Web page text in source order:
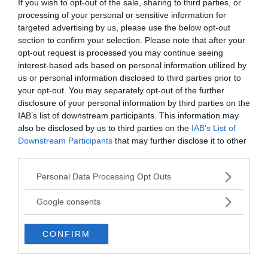
If you wish to opt-out of the sale, sharing to third parties, or
processing of your personal or sensitive information for
targeted advertising by us, please use the below opt-out
section to confirm your selection. Please note that after your
opt-out request is processed you may continue seeing
interest-based ads based on personal information utilized by
us or personal information disclosed to third parties prior to
your opt-out. You may separately opt-out of the further
disclosure of your personal information by third parties on the
IAB’s list of downstream participants. This information may
also be disclosed by us to third parties on the IAB’s List of
Downstream Participants that may further disclose it to other
Please note that this website/app uses one or more Google
not limited to your visit or usage behaviour. You may click to
use your data for below specified purposes in below Google
consent section.
Personal Data Processing Opt Outs
Google consents
CONFIRM
cliente e i suoi progressi
, ma non bisogna
tralasciare anche una valutazione in itinere per capire
se il programma sta andando nella direzione giusta in
termini di risultati/benefici sperati.
Continua a leggere dopo la pubblicità
Fonte immagine: thinkpanama
COUNSELING
Ti potrebbe interessare anche